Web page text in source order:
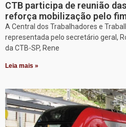
CTB participa de reunião
reforça mobilização pelo
A Central dos Trabalhadores e
representada pelo secretário geral,
da CTB-SP, Rene
Leia mais »